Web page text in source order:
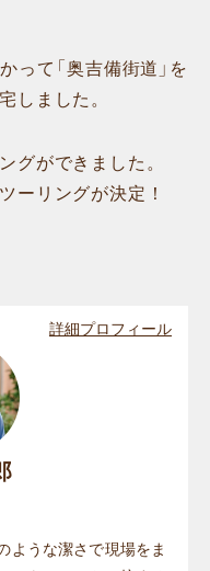
て「奥吉備街道」を
しました。
グができました。
ーリングが決定！
詳細プロフィール
ような潔さで現場をま